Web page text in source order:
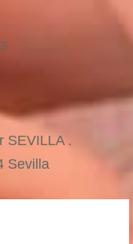
SEVILLA .
Sevilla